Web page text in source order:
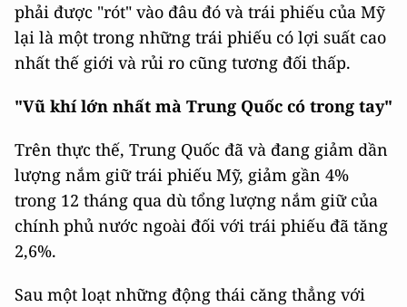
phải được "rót" vào đâu đó và trái phiếu của Mỹ
lại là một trong những trái phiếu có lợi suất cao
nhất thế giới và rủi ro cũng tương đối thấp.
"Vũ khí lớn nhất mà Trung Quốc có trong tay"
Trên thực thế, Trung Quốc đã và đang giảm dần
lượng nắm giữ trái phiếu Mỹ, giảm gần 4%
trong 12 tháng qua dù tổng lượng nắm giữ của
chính phủ nước ngoài đối với trái phiếu đã tăng
2,6%.
Sau một loạt những động thái căng thẳng với